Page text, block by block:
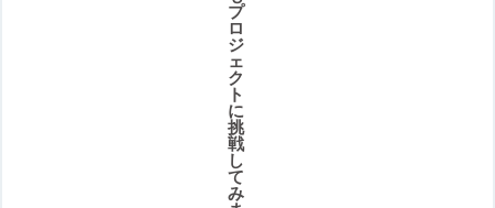
プ
ロ
ジ
ェ
ク
ト
に
挑
戦
し
て
み